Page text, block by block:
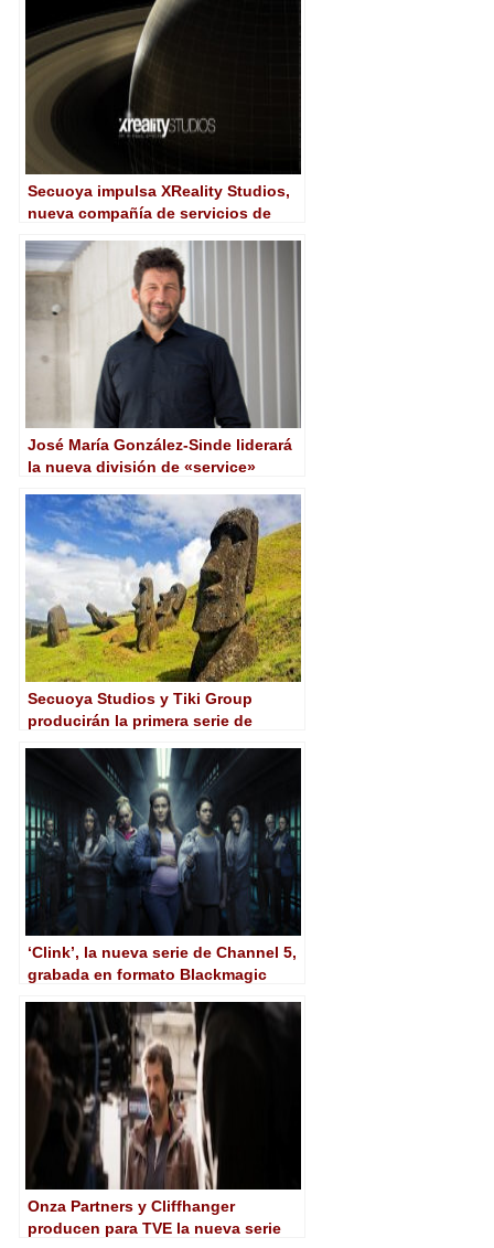
Secuoya impulsa XReality Studios,
nueva compañía de servicios de
digital
José María González-Sinde liderará
la nueva división de «service»
Secuoya Studios y Tiki Group
producirán la primera serie de
‘Clink’, la nueva serie de Channel 5,
grabada en formato Blackmagic
Onza Partners y Cliffhanger
producen para TVE la nueva serie